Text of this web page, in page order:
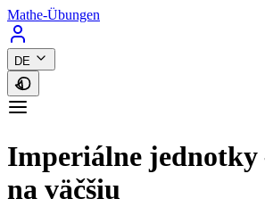
Mathe-Übungen
DE
Imperiálne jednotky
na väčšiu